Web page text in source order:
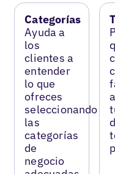
Categorías
Ayuda a
los
clientes a
entender
lo que
ofreces
seleccionando
las
categorías
de
negocio